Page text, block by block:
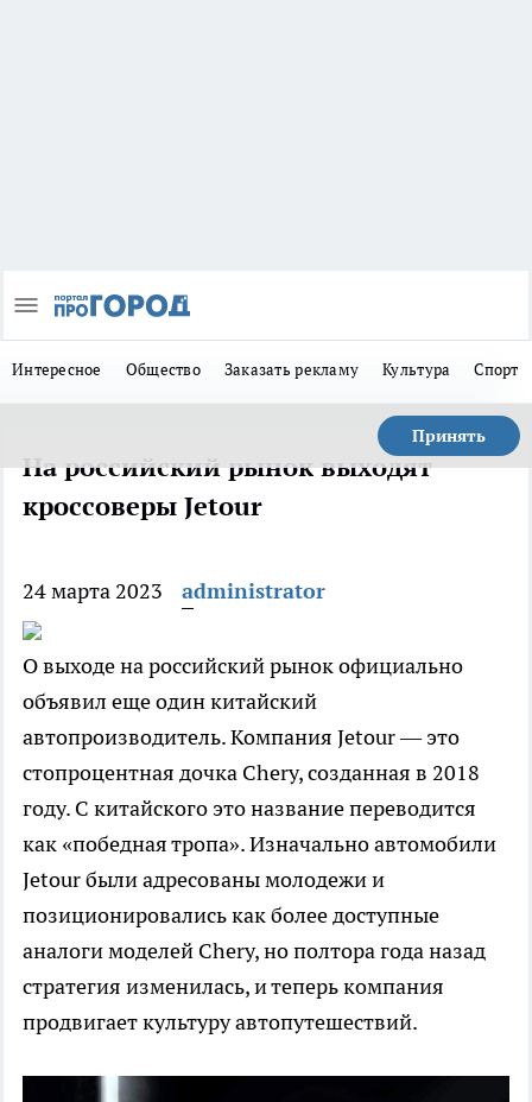
Интересное Общество Заказать рекламу Культура Спорт
Принять
На российский рынок выходят
кроссоверы Jetour
24 марта 2023 administrator
О выходе на российский рынок официально
объявил еще один китайский
автопроизводитель. Компания Jetour — это
стопроцентная дочка Chery, созданная в 2018
году. С китайского это название переводится
как «победная тропа». Изначально автомобили
Jetour были адресованы молодежи и
позиционировались как более доступные
аналоги моделей Chery, но полтора года назад
стратегия изменилась, и теперь компания
продвигает культуру автопутешествий.